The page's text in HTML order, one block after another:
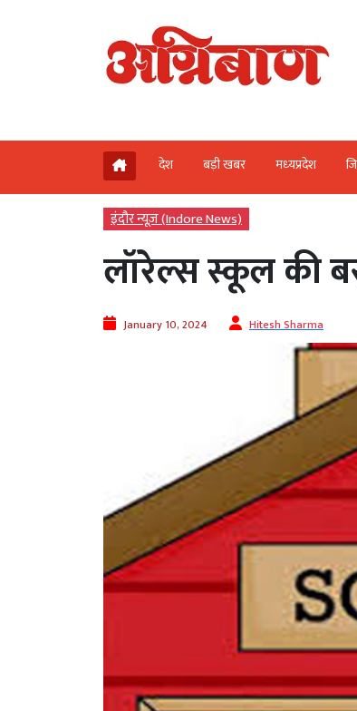
देश बड़ी खबर मध्‍यप्रदेश
इंदौर न्यूज़ (Indore News)
लॉरेल्स स्कूल की
January 10, 2024 Hitesh Sharma